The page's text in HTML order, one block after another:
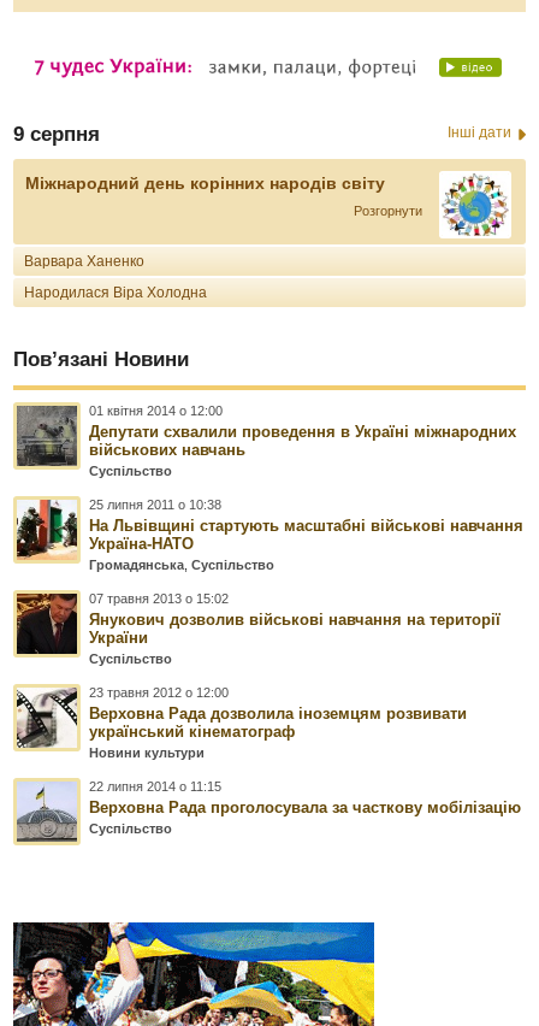
9 серпня Інші дати
Міжнародний день корінних народів світу
Розгорнути
Варвара Ханенко
Народилася Віра Холодна
Пов’язані Новини
01 квітня 2014 о 12:00
Депутати схвалили проведення в Україні міжнародних
військових навчань
Суспільство
25 липня 2011 о 10:38
На Львівщині стартують масштабні військові навчання
Україна-НАТО
Громадянська ,Суспільство
07 травня 2013 о 15:02
Янукович дозволив військові навчання на території
України
Суспільство
23 травня 2012 о 12:00
Верховна Рада дозволила іноземцям розвивати
український кінематограф
Новини культури
22 липня 2014 о 11:15
Верховна Рада проголосувала за часткову мобілізацію
Суспільство